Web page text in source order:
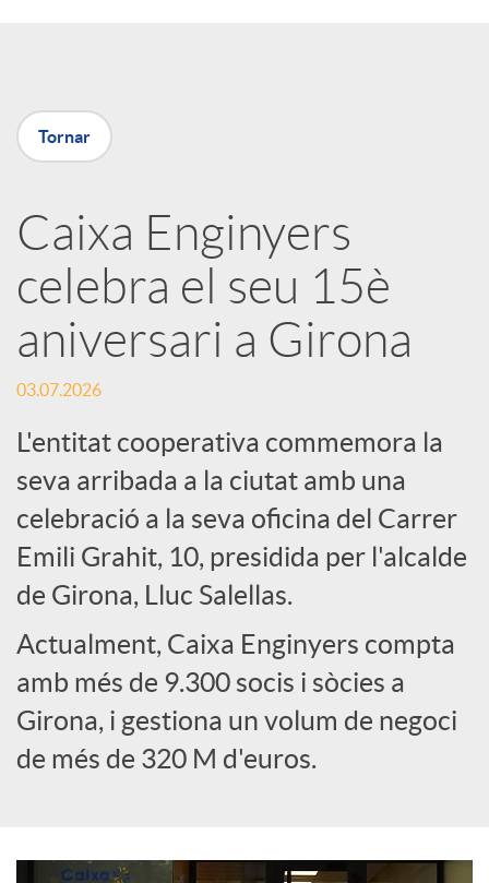
a
a
r
x
e
s
S
o
c
Tornar
Caixa Enginyers
celebra el seu 15è
aniversari a Girona
03.07.2026
L'entitat cooperativa commemora la
seva arribada a la ciutat amb una
celebració a la seva oficina del Carrer
Emili Grahit, 10, presidida per l'alcalde
de Girona, Lluc Salellas.
Actualment, Caixa Enginyers compta
amb més de 9.300 socis i sòcies a
Girona, i gestiona un volum de negoci
de més de 320 M d'euros.